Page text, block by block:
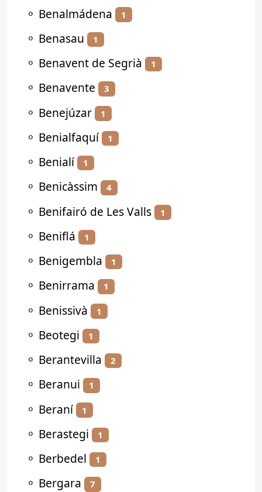
⚬ Benalmádena 1
⚬ Benasau 1
⚬ Benavent de Segrià 1
⚬ Benavente 3
⚬ Benejúzar 1
⚬ Benialfaquí 1
⚬ Benialí 1
⚬ Benicàssim 4
⚬ Benifairó de Les Valls 1
⚬ Beniflá 1
⚬ Benigembla 1
⚬ Benirrama 1
⚬ Benissivà 1
⚬ Beotegi 1
⚬ Berantevilla 2
⚬ Beranui 1
⚬ Beraní 1
⚬ Berastegi 1
⚬ Berbedel 1
⚬ Bergara 7